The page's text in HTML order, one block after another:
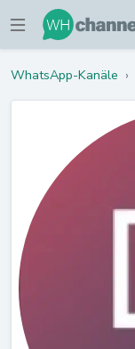
WhatsApp-Kanäle ›